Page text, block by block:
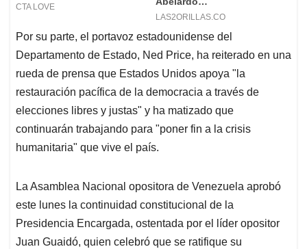
Por su parte, el portavoz estadounidense del
Departamento de Estado, Ned Price, ha reiterado en una
rueda de prensa que Estados Unidos apoya "la
restauración pacífica de la democracia a través de
elecciones libres y justas" y ha matizado que
continuarán trabajando para "poner fin a la crisis
humanitaria" que vive el país.
La Asamblea Nacional opositora de Venezuela aprobó
este lunes la continuidad constitucional de la
Presidencia Encargada, ostentada por el líder opositor
Juan Guaidó, quien celebró que se ratifique su